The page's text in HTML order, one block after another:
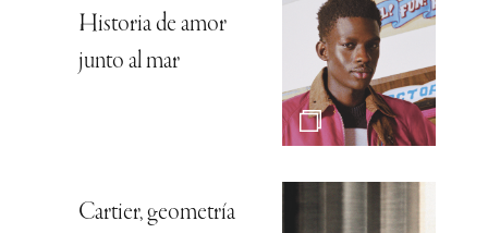
Historia de amor
junto al mar
Cartier, geometría